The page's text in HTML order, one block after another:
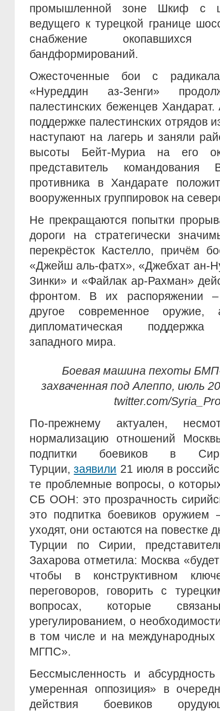
промышленной зоне Шкиф с
ведущего к турецкой границе
снабжение
бандформирований.
Ожесточенные бои с
«Нуреддин аз-Зенги»
палестинских беженцев
поддержке палестинских отрядов
наступают на лагерь и заняли
высоты Бейт-Муриа на его
представитель
противника в Хандарате
вооруженных группировок на
Не прекращаются попытки
дороги на стратегически
перекрёсток Кастелло, причём
«Джейш аль-фатх», «Джебхат ан-
Зинки» и «Файлак ар-Рахман»
фронтом. В их распоряжении –
другое современное оружие,
дипломатическая поддержка
западного мира.
Боевая машина пехоты
захваченная под Алеппо, июль
twitter.com/
По-прежнему актуален,
нормализацию отношений
подпитки боевиков в
Турции,заявили 21 июля в
те проблемные вопросы, о
СБ ООН: это прозрачность
это подпитка боевиков
уходят, они остаются на повестке
Турции по Сирии,
Захарова отметила: Москва
чтобы в конструктивном
переговоров, говорить с
вопросах, которые
урегулированием, о
в том числе и на международных
МГПС».
Бессмысленность и
умеренная оппозиция» в
действия боевиков